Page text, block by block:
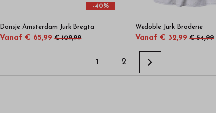
-40%
Donsje Amsterdam Jurk Bregta
Vanaf € 65,99 € 109,99
Wedoble Jurk Broderie
Vanaf € 32,99 € 54,99
1 2